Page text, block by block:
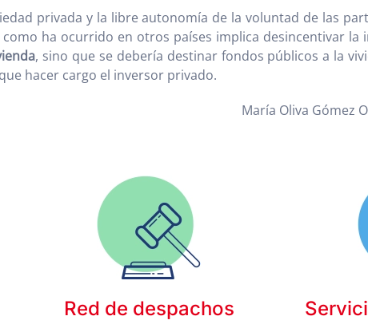
privada y la libre autonomía de la voluntad de las
ha ocurrido en otros países implica desincentivar la
, sino que se debería destinar fondos públicos a la
hacer cargo el inversor privado.
María Oliva Gómez
Red de despachos